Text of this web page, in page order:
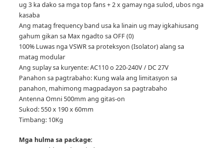
ug 3 ka dako sa mga top fans + 2 x gamay nga sulod, ubos nga
kasaba
Ang matag frequency band usa ka linain ug may igkahiusang
gahum gikan sa Max ngadto sa OFF (0)
100% Luwas nga VSWR sa proteksyon (Isolator) alang sa
matag modular
Ang suplay sa kuryente: AC110 o 220-240V / DC 27V
Panahon sa pagtrabaho: Kung wala ang limitasyon sa
panahon, mahimong magpadayon sa pagtrabaho
Antenna Omni 500mm ang gitas-on
Sukod: 550 x 190 x 60mm
Timbang: 10Kg
Mga hulma sa package: